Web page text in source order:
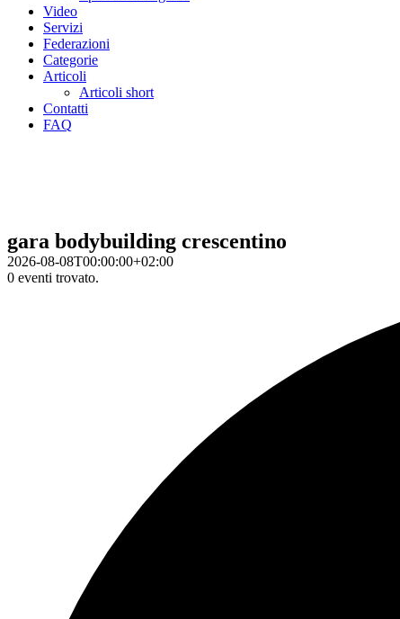
Video
Servizi
Federazioni
Categorie
Articoli
Articoli short
Contatti
FAQ
gara bodybuilding crescentino
2026-08-08T00:00:00+02:00
0 eventi trovato.